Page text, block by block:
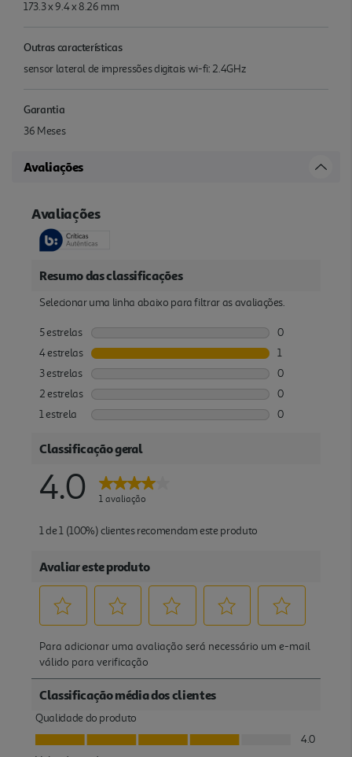
173.3 x 9.4 x 8.26 mm
Outras características
sensor lateral de impressões digitais wi-fi: 2.4GHz
Garantia
36 Meses
Avaliações